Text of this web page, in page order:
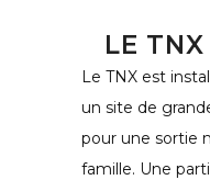
LE
Le TNX est
un site de
pour une sortie
famille. Une